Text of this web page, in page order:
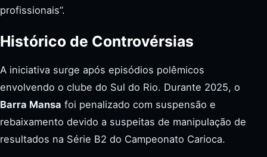
profissionais”.
Histórico de Controvérsias
A iniciativa surge após episódios polêmicos
envolvendo o clube do Sul do Rio. Durante 2025, o
Barra Mansa foi penalizado com suspensão e
rebaixamento devido a suspeitas de manipulação de
resultados na Série B2 do Campeonato Carioca.